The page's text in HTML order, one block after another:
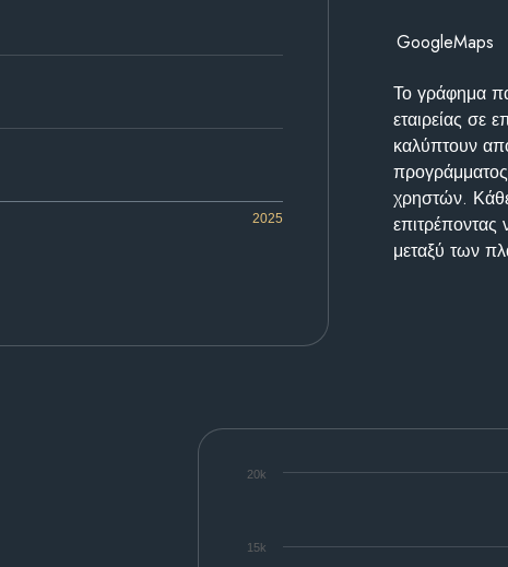
2025
GoogleMaps
Το γράφημα
εταιρείας σε
καλύπτουν
προγράμματος
χρηστών. Κάθε
μεταξύ των
15k
20k